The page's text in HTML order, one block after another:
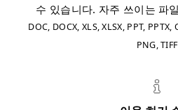
수 있습니다. 자주 쓰이는 파
DOC, DOCX, XLS, XLSX, PPT, PPTX,
PNG, TIFF